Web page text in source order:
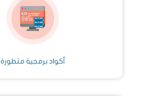
أكواد برمجية متطورة